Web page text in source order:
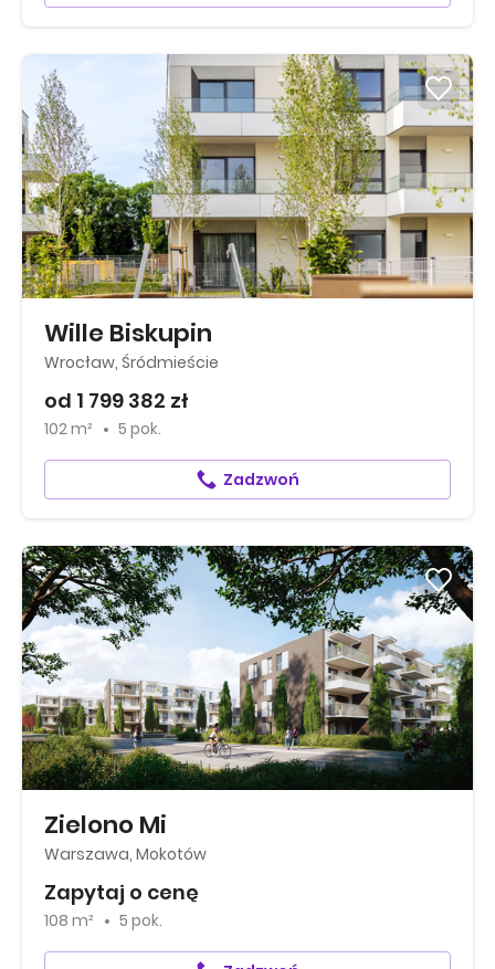
Wille Biskupin
Wrocław, Śródmieście
od 1 799 382 zł
102 m² 5 pok.
Zadzwoń
Zielono Mi
Warszawa, Mokotów
Zapytaj o cenę
108 m² 5 pok.